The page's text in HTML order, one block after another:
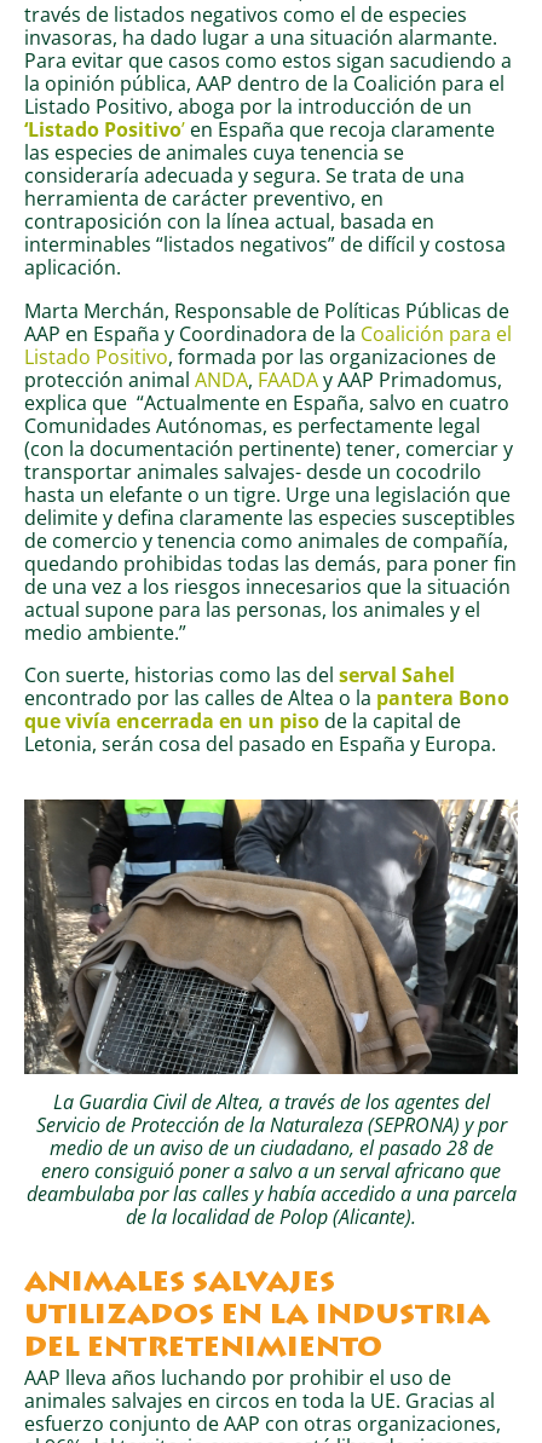
través de listados negativos como el de especies
invasoras, ha dado lugar a una situación alarmante.
Para evitar que casos como estos sigan sacudiendo a
la opinión pública, AAP dentro de la Coalición para el
Listado Positivo, aboga por la introducción de un
‘Listado Positivo’ en España que recoja claramente
las especies de animales cuya tenencia se
consideraría adecuada y segura. Se trata de una
herramienta de carácter preventivo, en
contraposición con la línea actual, basada en
interminables “listados negativos” de difícil y costosa
aplicación.
Marta Merchán, Responsable de Políticas Públicas de
AAP en España y Coordinadora de la Coalición para el
Listado Positivo, formada por las organizaciones de
protección animal ANDA, FAADAy AAP Primadomus,
explica que “Actualmente en España, salvo en cuatro
Comunidades Autónomas, es perfectamente legal
(con la documentación pertinente) tener, comerciar y
transportar animales salvajes- desde un cocodrilo
hasta un elefante o un tigre. Urge una legislación que
delimite y defina claramente las especies susceptibles
de comercio y tenencia como animales de compañía,
quedando prohibidas todas las demás, para poner fin
de una vez a los riesgos innecesarios que la situación
actual supone para las personas, los animales y el
medio ambiente.”
Con suerte, historias como las del serval Sahel
encontrado por las calles de Altea o la pantera Bono
que vivía encerrada en un pisode la capital de
Letonia, serán cosa del pasado en España y Europa.
La Guardia Civil de Altea, a través de los agentes del
Servicio de Protección de la Naturaleza (SEPRONA) y por
medio de un aviso de un ciudadano, el pasado 28 de
enero consiguió poner a salvo a un serval africano que
deambulaba por las calles y había accedido a una parcela
de la localidad de Polop (Alicante).
ANIMALES SALVAJES
UTILIZADOS EN LA INDUSTRIA
DEL ENTRETENIMIENTO
AAP lleva años luchando por prohibir el uso de
animales salvajes en circos en toda la UE. Gracias al
esfuerzo conjunto de AAP con otras organizaciones,